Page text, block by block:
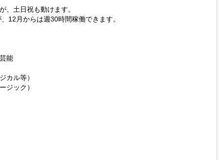
、土日祝も動けます。
12月からは週30時間稼働できます。
能
カル等）
ジック）